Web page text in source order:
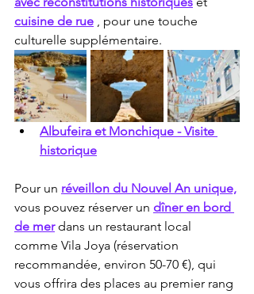
cuisine de rue , pour une touche
culturelle supplémentaire.
Albufeira et Monchique - Visite
historique
Pour un réveillon du Nouvel An unique,
vous pouvez réserver un dîner en bord
de mer dans un restaurant local
comme Vila Joya (réservation
recommandée, environ 50-70 €), qui
vous offrira des places au premier rang